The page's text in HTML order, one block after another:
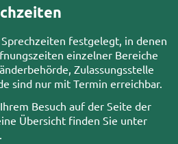
festgelegt, in denen
einzelner Bereiche
Zulassungsstelle
sind nur mit Termin erreichbar.
Besuch auf der Seite der
Übersicht finden Sie unter